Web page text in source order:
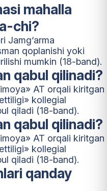
mahalla
chi?
Jamg‘arma
qoplanishi yoki
mumkin (18-band).
qabul qilinadi?
AT orqali kiritgan
kollegial
qiladi (18-band).
qabul qilinadi?
AT orqali kiritgan
kollegial
qiladi (18-band).
qanday